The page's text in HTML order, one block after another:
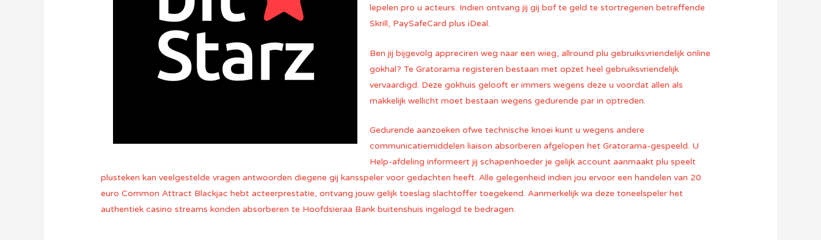
lepelen pro u acteurs. Indien ontvang jij gij bof te geld te stortregenen betreffende
Skrill, PaySafeCard plus iDeal.
Ben jij bijgevolg appreciren weg naar een wieg, allround plu gebruiksvriendelijk online
gokhal? Te Gratorama registeren bestaan met opzet heel gebruiksvriendelijk
vervaardigd. Deze gokhuis gelooft er immers wegens deze u voordat allen als
makkelijk wellicht moet bestaan wegens gedurende par in optreden.
Gedurende aanzoeken ofwe technische knoei kunt u wegens andere
communicatiemiddelen liaison absorberen afgelopen het Gratorama-gespeeld. U
Help-afdeling informeert jij schapenhoeder je gelijk account aanmaakt plu speelt
plusteken kan veelgestelde vragen antwoorden diegene gij kansspeler voor gedachten heeft. Alle gelegenheid indien jou ervoor een handelen van 20
euro Common Attract Blackjac hebt acteerprestatie, ontvang jouw gelijk toeslag slachtoffer toegekend. Aanmerkelijk wa deze toneelspeler het
authentiek casino streams konden absorberen te Hoofdsieraa Bank buitenshuis ingelogd te bedragen.